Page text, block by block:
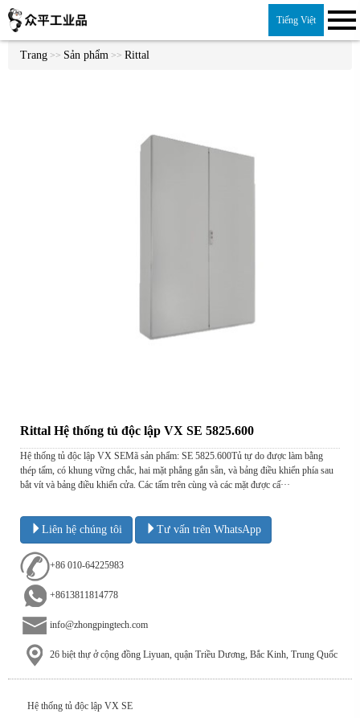
Tiếng Việt
Trang >> Sản phẩm >> Rittal
Rittal Hệ thống tủ độc lập VX SE 5825.600
Hệ thống tủ độc lập VX SEMã sản phẩm: SE 5825.600Tủ tự do được làm bằng
thép tấm, có khung vững chắc, hai mặt phẳng gắn sẵn, và bảng điều khiển phía sau
bắt vít và bảng điều khiển cửa. Các tấm trên cùng và các mặt được cấ···
Liên hệ chúng tôi Tư vấn trên WhatsApp
+86 010-64225983
+8613811814778
info@zhongpingtech.com
26 biệt thự ở cộng đồng Liyuan, quận Triều Dương, Bắc Kinh, Trung Quốc
Hệ thống tủ độc lập VX SE